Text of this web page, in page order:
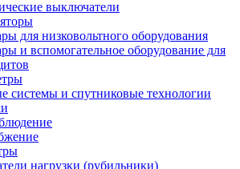
выключатели
для низковольтного оборудования
и вспомогательное оборудование для
системы и спутниковые технологии
нагрузки (рубильники)